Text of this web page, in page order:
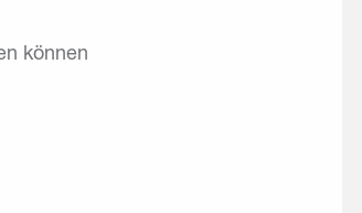
können